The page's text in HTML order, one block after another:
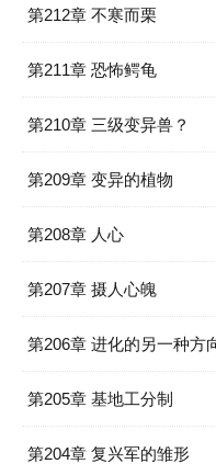
第212章 不寒而栗
第211章 恐怖鳄龟
第210章 三级变异兽？
第209章 变异的植物
第208章 人心
第207章 摄人心魄
第206章 进化的另一种方
第205章 基地工分制
第204章 复兴军的雏形